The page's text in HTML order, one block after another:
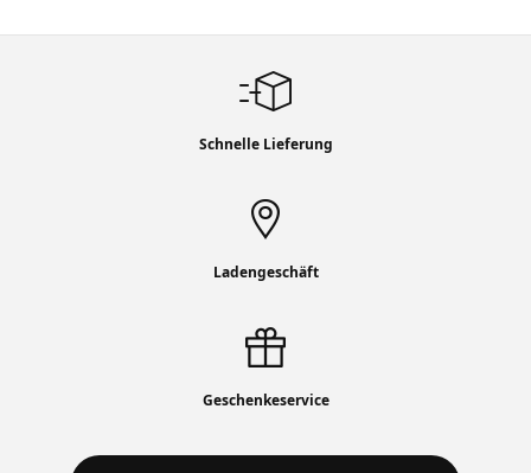
Schnelle Lieferung
Ladengeschäft
Geschenkeservice